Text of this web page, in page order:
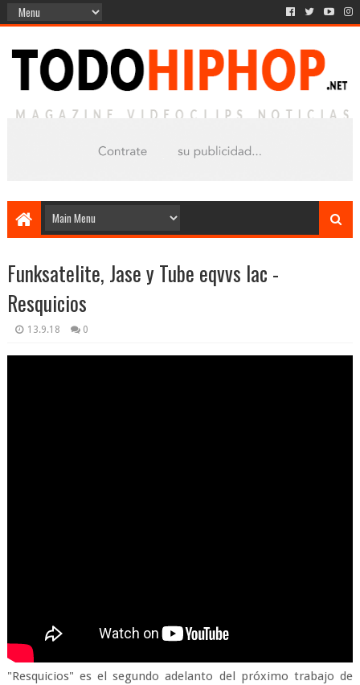
Funksatelite, Jase y Tube eqvvs lac -
Resquicios
13.9.18 0
"Resquicios" es el segundo adelanto del próximo trabajo de